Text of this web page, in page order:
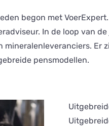
begon met
In de loop van
Er
pensmodellen.